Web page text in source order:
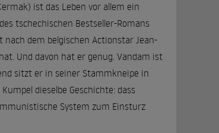
ist das Leben vor allem ein
tschechischen Bestseller-Romans
nach dem belgischen Actionstar Jean-
Und davon hat er genug. Vandam ist
sitzt er in seiner Stammkneipe in
dieselbe Geschichte: dass
System zum Einsturz